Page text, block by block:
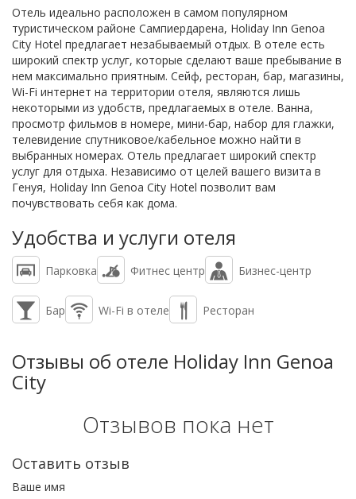
Отель идеально расположен в самом популярном
туристическом районе Сампиердарена, Holiday Inn Genoa
City Hotel предлагает незабываемый отдых. В отеле есть
широкий спектр услуг, которые сделают ваше пребывание в
нем максимально приятным. Сейф, ресторан, бар, магазины,
Wi-Fi интернет на территории отеля, являются лишь
некоторыми из удобств, предлагаемых в отеле. Ванна,
просмотр фильмов в номере, мини-бар, набор для глажки,
телевидение спутниковое/кабельное можно найти в
выбранных номерах. Отель предлагает широкий спектр
услуг для отдыха. Независимо от целей вашего визита в
Генуя, Holiday Inn Genoa City Hotel позволит вам
почувствовать себя как дома.
Удобства и услуги отеля
Парковка Фитнес центр Бизнес-центр
Бар Wi-Fi в отеле Ресторан
Отзывы об отеле Holiday Inn Genoa
City
Отзывов пока нет
Оставить отзыв
Ваше имя